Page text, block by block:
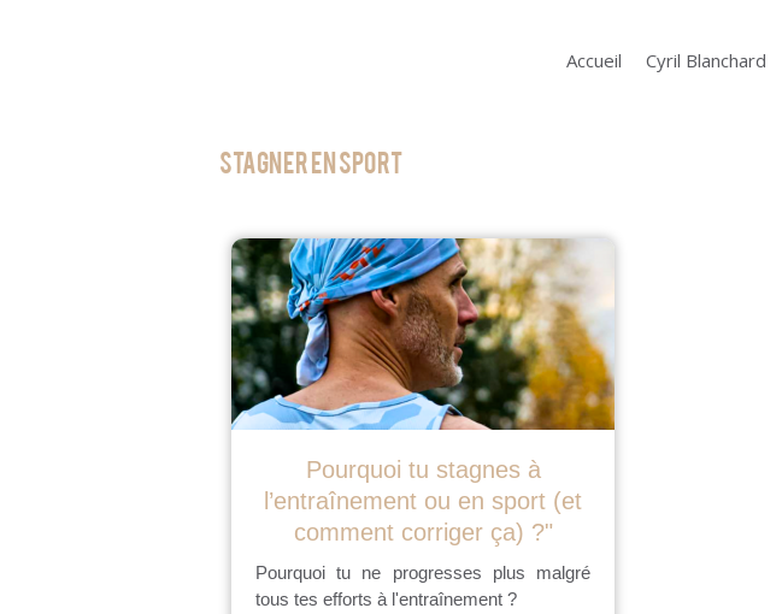
Accueil Cyril Blanchard
Stagner en sport
Pourquoi tu stagnes à
l’entraînement ou en sport (et
comment corriger ça) ?"
Pourquoi tu ne progresses plus malgré
tous tes efforts à l'entraînement ?